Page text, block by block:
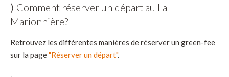
⟩ Comment réserver un départ au La
Marionnière?
Retrouvez les différentes manières de réserver un green-fee
sur la page"Réserver un départ".